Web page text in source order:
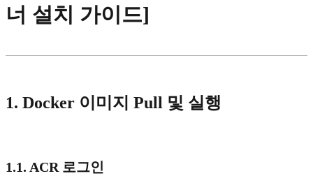
너 설치 가이드]
1. Docker 이미지 Pull 및 실행
1.1. ACR 로그인